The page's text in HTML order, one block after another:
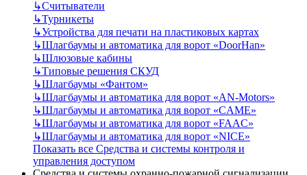
↳Считыватели
↳Турникеты
↳Устройства для печати на пластиковых картах
↳Шлагбаумы и автоматика для ворот «DoorHan»
↳Шлюзовые кабины
↳Типовые решения СКУД
↳Шлагбаумы «Фантом»
↳Шлагбаумы и автоматика для ворот «AN-Motors»
↳Шлагбаумы и автоматика для ворот «CAME»
↳Шлагбаумы и автоматика для ворот «FAAC»
↳Шлагбаумы и автоматика для ворот «NICE»
Показать все Средства и системы контроля и
управления доступом